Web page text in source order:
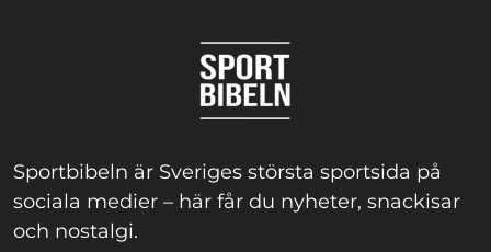
Sportbibeln är Sveriges största sportsida på
sociala medier – här får du nyheter, snackisar
och nostalgi.